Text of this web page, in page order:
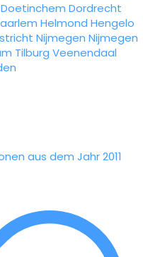
Doetinchem Dordrecht
Helmond Hengelo
Nijmegen Nijmegen
Tilburg Veenendaal
aus dem Jahr 2011